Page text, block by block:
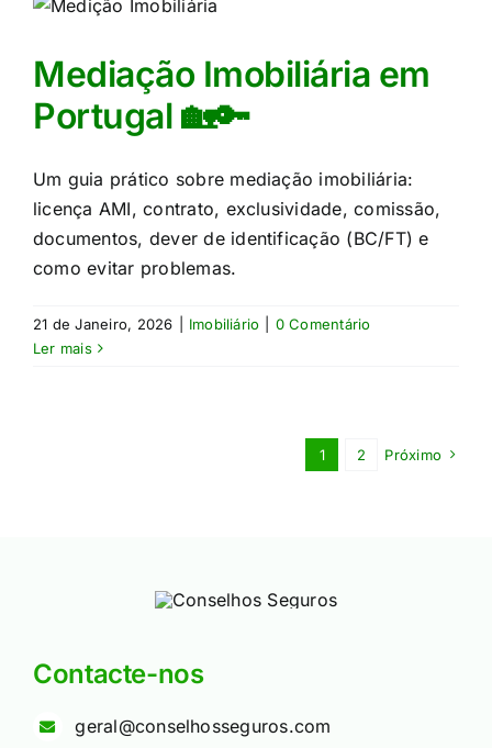
Mediação Imobiliária em
Portugal 🏡🔑
Um guia prático sobre mediação imobiliária:
licença AMI, contrato, exclusividade, comissão,
documentos, dever de identificação (BC/FT) e
como evitar problemas.
21 de Janeiro, 2026 Imobiliário
0 Comentário
Ler mais
1 2 Próximo
Contacte-nos
geral@conselhosseguros.com